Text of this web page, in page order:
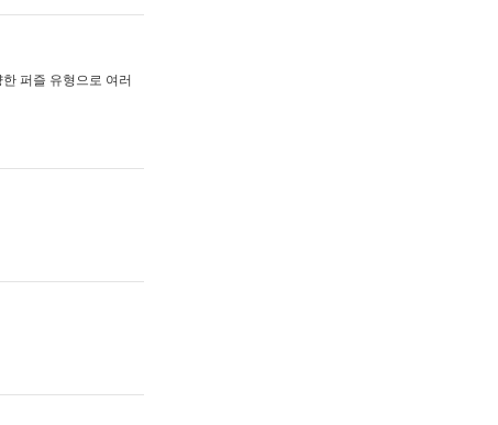
퍼즐 유형으로 여러